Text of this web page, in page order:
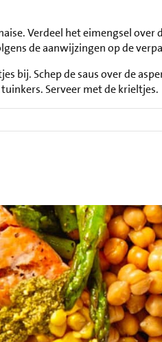
Verdeel het eimengsel over
de aanwijzingen op de
bij. Schep de saus over de
Serveer met de krieltjes.